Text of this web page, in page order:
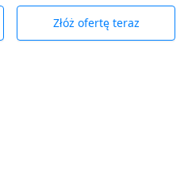
Złóż ofertę teraz